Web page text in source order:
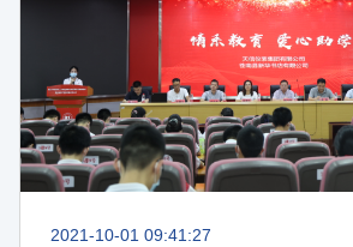
2021-10-01 09:41:27